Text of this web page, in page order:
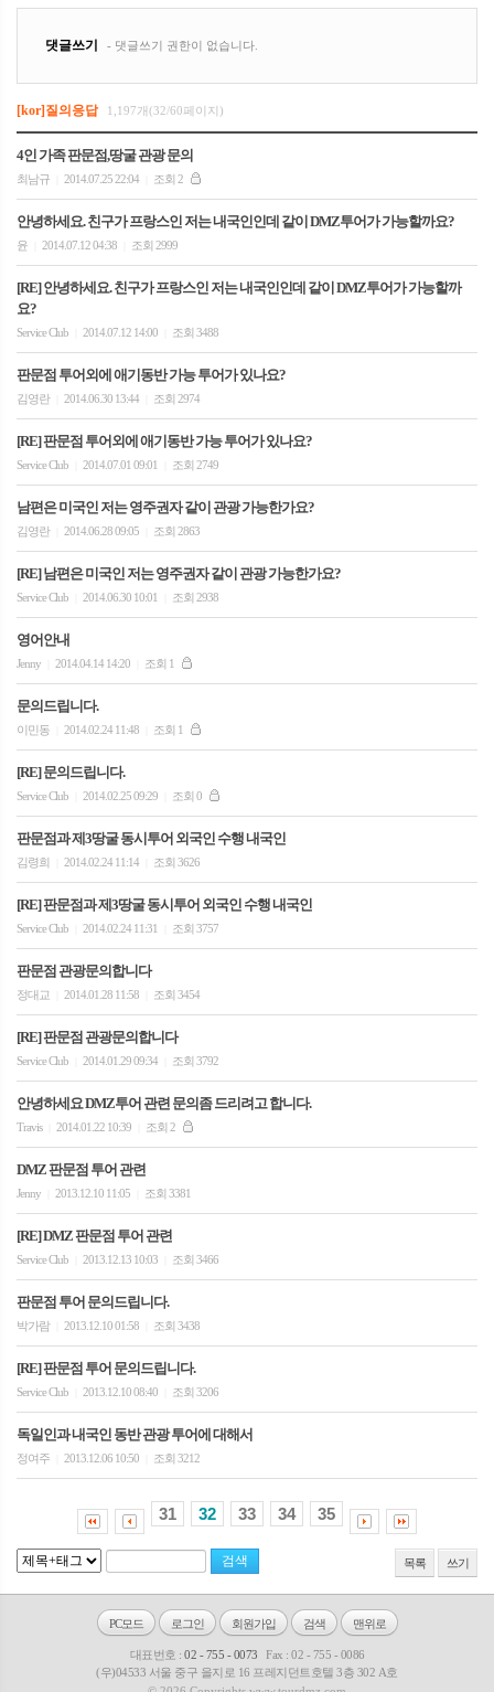
[kor]질의응답 1,197개(32/60페이지)
4인 가족 판문점,땅굴 관광 문의
최남규 2014.07.25 22:04 조회 2
안녕하세요. 친구가 프랑스인 저는 내국인인데 같이 DMZ투어가 가능할까요?
윤 2014.07.12 04:38 조회 2999
[RE] 안녕하세요. 친구가 프랑스인 저는 내국인인데 같이 DMZ투어가 가능할까
요?
Service Club 2014.07.12 14:00 조회 3488
판문점 투어외에 애기동반 가능 투어가 있나요?
김영란 2014.06.30 13:44 조회 2974
[RE] 판문점 투어외에 애기동반 가능 투어가 있나요?
Service Club 2014.07.01 09:01 조회 2749
남편은 미국인 저는 영주권자 같이 관광 가능한가요?
김영란 2014.06.28 09:05 조회 2863
[RE] 남편은 미국인 저는 영주권자 같이 관광 가능한가요?
Service Club 2014.06.30 10:01 조회 2938
영어안내
Jenny 2014.04.14 14:20 조회 1
문의드립니다.
이민동 2014.02.24 11:48 조회 1
[RE] 문의드립니다.
Service Club 2014.02.25 09:29 조회 0
판문점과 제3땅굴 동시투어 외국인 수행 내국인
김령희 2014.02.24 11:14 조회 3626
[RE] 판문점과 제3땅굴 동시투어 외국인 수행 내국인
Service Club 2014.02.24 11:31 조회 3757
판문점 관광문의합니다
정대교 2014.01.28 11:58 조회 3454
[RE] 판문점 관광문의합니다
Service Club 2014.01.29 09:34 조회 3792
안녕하세요 DMZ투어 관련 문의좀 드리려고 합니다.
Travis 2014.01.22 10:39 조회 2
DMZ 판문점 투어 관련
Jenny 2013.12.10 11:05 조회 3381
[RE] DMZ 판문점 투어 관련
Service Club 2013.12.13 10:03 조회 3466
판문점 투어 문의드립니다.
박가람 2013.12.10 01:58 조회 3438
[RE] 판문점 투어 문의드립니다.
Service Club 2013.12.10 08:40 조회 3206
독일인과 내국인 동반 관광 투어에 대해서
정여주 2013.12.06 10:50 조회 3212
31 32 33 34 35
목록 쓰기
PC모드 로그인 회원가입 검색 맨위로
대표번호 : 02 - 755 - 0073
Fax : 02 - 755 - 0086
(우)04533 서울 중구 을지로 16 프레지던트호텔 3층 302 A호